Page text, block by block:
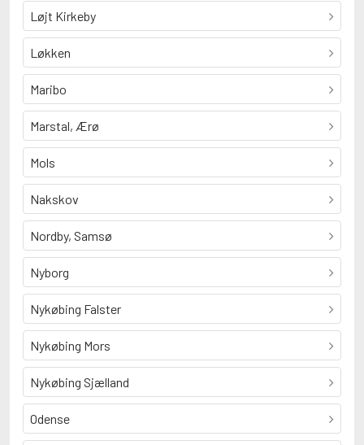
Løjt Kirkeby
Løkken
Maribo
Marstal, Ærø
Mols
Nakskov
Nordby, Samsø
Nyborg
Nykøbing Falster
Nykøbing Mors
Nykøbing Sjælland
Odense